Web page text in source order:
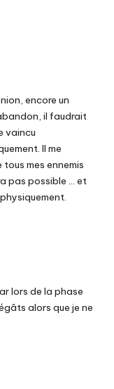
encore un
il faudrait
vaincu
Il me
mes ennemis
pas possible … et
lors de la phase
alors que je ne